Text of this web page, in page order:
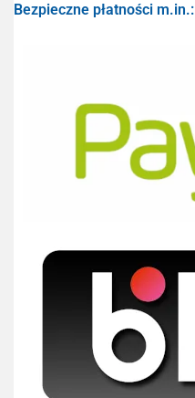
Bezpieczne płatności m.in.: